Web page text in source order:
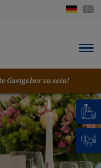
Gastgeber zu sein!